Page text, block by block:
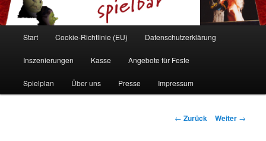
Start Cookie-Richtlinie (EU) Datenschutzerklärung
Inszenierungen Kasse Angebote für Feste
Spielplan Über uns Presse Impressum
Beitrags-
← Zurück Weiter →